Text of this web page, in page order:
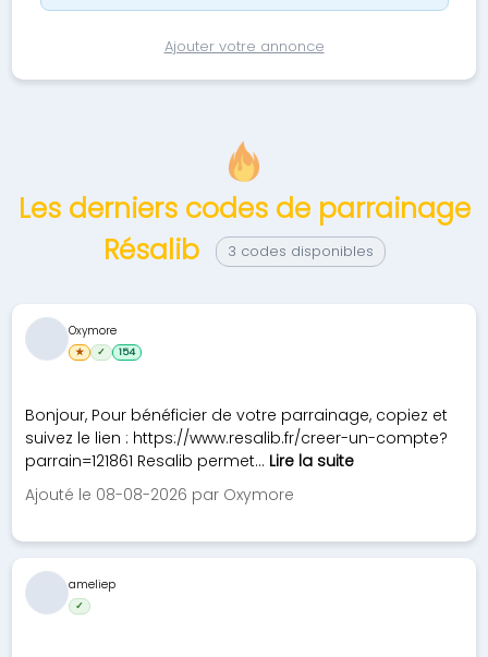
Ajouter votre annonce
Les derniers codes de parrainage
Résalib
3 codes disponibles
Bonjour, Pour bénéficier de votre parrainage, copiez et
suivez le lien : https://www.resalib.fr/creer-un-compte?
parrain=121861 Resalib permet... Lire la suite
Ajouté le 08-08-2026 par Oxymore
Oxymore
★ ✓ 154
ameliep
✓